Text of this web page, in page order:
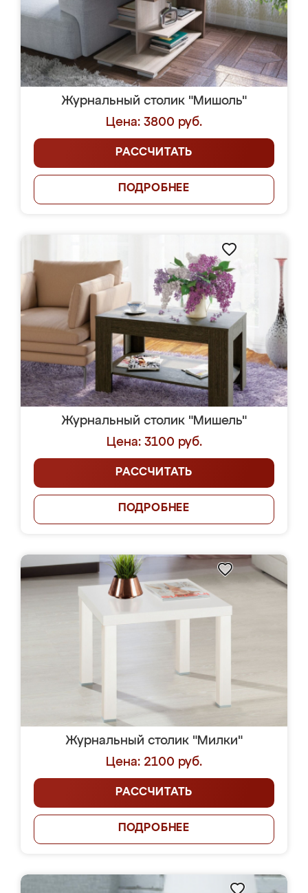
Журнальный столик "Мишоль"
Цена: 3800 руб.
РАССЧИТАТЬ
ПОДРОБНЕЕ
Журнальный столик "Мишель"
Цена: 3100 руб.
РАССЧИТАТЬ
ПОДРОБНЕЕ
Журнальный столик "Милки"
Цена: 2100 руб.
РАССЧИТАТЬ
ПОДРОБНЕЕ